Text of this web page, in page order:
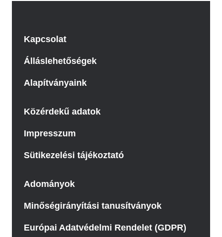
Kapcsolat
Álláslehetőségek
Alapítványaink
Közérdekű adatok
Impresszum
Sütikezelési tájékoztató
Adományok
Minőségirányítási tanusítványok
Európai Adatvédelmi Rendelet (GDPR)